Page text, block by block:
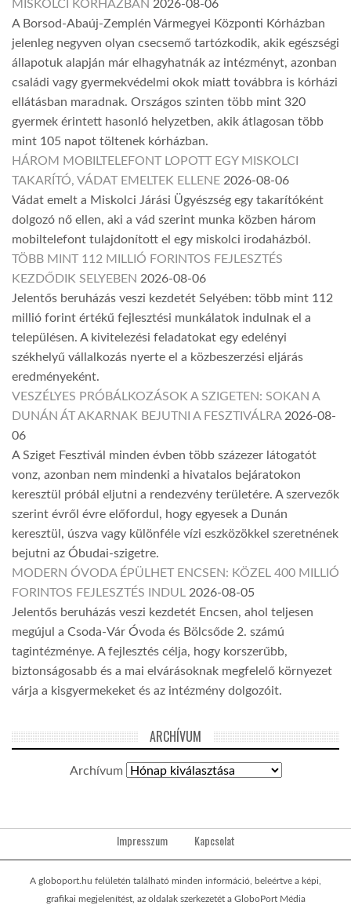
MISKOLCI KÓRHÁZBAN 2026-08-06
A Borsod-Abaúj-Zemplén Vármegyei Központi Kórházban
jelenleg negyven olyan csecsemő tartózkodik, akik egészségi
állapotuk alapján már elhagyhatnák az intézményt, azonban
családi vagy gyermekvédelmi okok miatt továbbra is kórházi
ellátásban maradnak. Országos szinten több mint 320
gyermek érintett hasonló helyzetben, akik átlagosan több
mint 105 napot töltenek kórházban.
HÁROM MOBILTELEFONT LOPOTT EGY MISKOLCI
TAKARÍTÓ, VÁDAT EMELTEK ELLENE 2026-08-06
Vádat emelt a Miskolci Járási Ügyészség egy takarítóként
dolgozó nő ellen, aki a vád szerint munka közben három
mobiltelefont tulajdonított el egy miskolci irodaházból.
TÖBB MINT 112 MILLIÓ FORINTOS FEJLESZTÉS
KEZDŐDIK SELYEBEN 2026-08-06
Jelentős beruházás veszi kezdetét Selyében: több mint 112
millió forint értékű fejlesztési munkálatok indulnak el a
településen. A kivitelezési feladatokat egy edelényi
székhelyű vállalkozás nyerte el a közbeszerzési eljárás
eredményeként.
VESZÉLYES PRÓBÁLKOZÁSOK A SZIGETEN: SOKAN A
DUNÁN ÁT AKARNAK BEJUTNI A FESZTIVÁLRA 2026-08-
06
A Sziget Fesztivál minden évben több százezer látogatót
vonz, azonban nem mindenki a hivatalos bejáratokon
keresztül próbál eljutni a rendezvény területére. A szervezők
szerint évről évre előfordul, hogy egyesek a Dunán
keresztül, úszva vagy különféle vízi eszközökkel szeretnének
bejutni az Óbudai-szigetre.
MODERN ÓVODA ÉPÜLHET ENCSEN: KÖZEL 400 MILLIÓ
FORINTOS FEJLESZTÉS INDUL 2026-08-05
Jelentős beruházás veszi kezdetét Encsen, ahol teljesen
megújul a Csoda-Vár Óvoda és Bölcsőde 2. számú
tagintézménye. A fejlesztés célja, hogy korszerűbb,
biztonságosabb és a mai elvárásoknak megfelelő környezet
várja a kisgyermekeket és az intézmény dolgozóit.
ARCHÍVUM
Archívum
Impresszum Kapcsolat
A globoport.hu felületén található minden információ, beleértve a képi,
grafikai megjelenítést, az oldalak szerkezetét a GloboPort Média